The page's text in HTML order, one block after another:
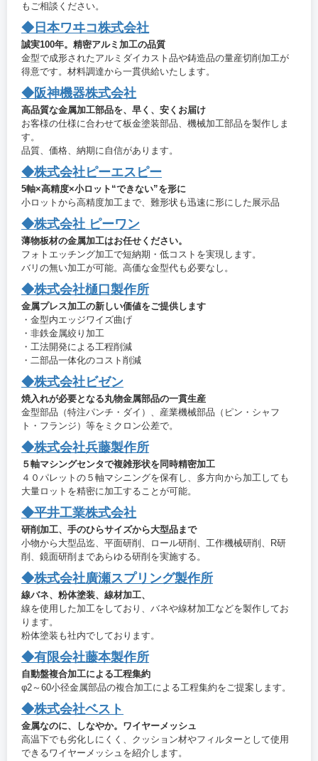
もご相談ください。
◆日本ワヰコ株式会社
誠実100年。精密アルミ加工の品質
金型で成形されたアルミダイカスト品や鋳造品の量産切削加工が
得意です。材料調達から一貫供給いたします。
◆阪神機器株式会社
高品質な金属加工部品を、早く、安くお届け
お客様の仕様に合わせて板金塗装部品、機械加工部品を製作しま
す。
品質、価格、納期に自信があります。
◆株式会社ピーエスピー
5軸×高精度×小ロット“できない”を形に
小ロットから高精度加工まで、難形状も迅速に形にした展示品
◆株式会社 ピーワン
薄物板材の金属加工はお任せください。
フォトエッチング加工で短納期・低コストを実現します。
バリの無い加工が可能。高価な金型代も必要なし。
◆株式会社樋口製作所
金属プレス加工の新しい価値をご提供します
・金型内エッジワイズ曲げ
・非鉄金属絞り加工
・工法開発による工程削減
・二部品一体化のコスト削減
◆株式会社ビゼン
焼入れが必要となる丸物金属部品の一貫生産
金型部品（特注パンチ・ダイ）、産業機械部品（ピン・シャフ
ト・フランジ）等をミクロン公差で。
◆株式会社兵藤製作所
５軸マシングセンタで複雑形状を同時精密加工
４０パレットの５軸マシニングを保有し、多方向から加工しても
大量ロットを精密に加工することが可能。
◆平井工業株式会社
研削加工、手のひらサイズから大型品まで
小物から大型品迄、平面研削、ロール研削、工作機械研削、R研
削、鏡面研削まであらゆる研削を実施する。
◆株式会社廣瀬スプリング製作所
線バネ、粉体塗装、線材加工、
線を使用した加工をしており、バネや線材加工などを製作してお
ります。
粉体塗装も社内でしております。
◆有限会社藤本製作所
自動盤複合加工による工程集約
φ2～60小径金属部品の複合加工による工程集約をご提案します。
◆株式会社ベスト
金属なのに、しなやか。ワイヤーメッシュ
高温下でも劣化しにくく、クッション材やフィルターとして使用
できるワイヤーメッシュを紹介します。